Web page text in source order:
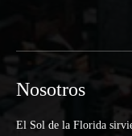
Nosotros
El Sol de la Florida